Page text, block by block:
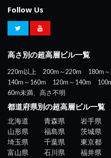
Follow Us
高さ別の超高層ビル一覧
220m以上 200m～220m 180m
140m～160m
120m～140m
60m未満、高さ不明
都道府県別の超高層ビル一覧
北海道 青森県 岩手県
山形県
福島県 茨城県
埼玉県
千葉県 東京都
富山県
石川県 福井県